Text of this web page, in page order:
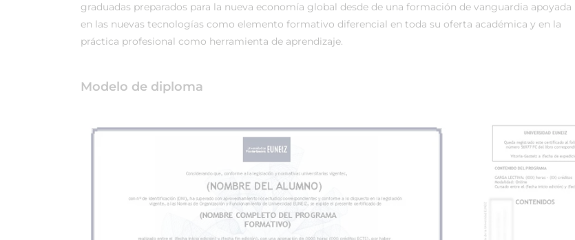
graduadas preparados para la nueva economía global desde de una formación de vanguardia apoyada
en las nuevas tecnologías como elemento formativo diferencial en toda su oferta académica y en la
práctica profesional como herramienta de aprendizaje.
Modelo de diploma